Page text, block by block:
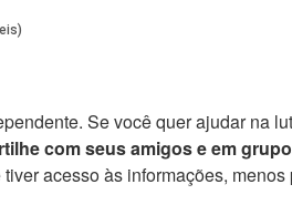
Se você quer ajudar na
com seus amigos e em
acesso às informações, menos